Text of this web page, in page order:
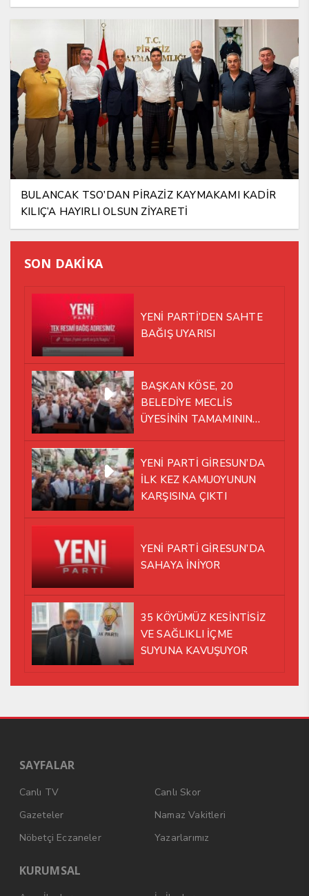
BULANCAK TSO’DAN PİRAZİZ KAYMAKAMI KADİR
KILIÇ’A HAYIRLI OLSUN ZİYARETİ
SON DAKİKA
YENİ PARTİ’DEN SAHTE
BAĞIŞ UYARISI
BAŞKAN KÖSE, 20
BELEDİYE MECLİS
ÜYESİNİN TAMAMININ
YÜRÜMEYE KARAR VERDİK
YENİ PARTİ GİRESUN’DA
İLK KEZ KAMUOYUNUN
KARŞISINA ÇIKTI
YENİ PARTİ GİRESUN’DA
SAHAYA İNİYOR
35 KÖYÜMÜZ KESİNTİSİZ
VE SAĞLIKLI İÇME
SUYUNA KAVUŞUYOR
SAYFALAR
Canlı TV
Canlı Skor
Gazeteler
Namaz Vakitleri
Nöbetçi Eczaneler
Yazarlarımız
KURUMSAL